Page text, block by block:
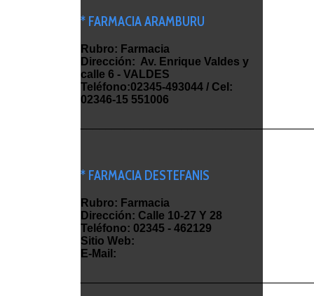
* FARMACIA ARAMBURU
Rubro: Farmacia
Dirección: Av. Enrique Valdes y
calle 6 - VALDES
Teléfono:02345-493044 / Cel:
02346-15 551006
* FARMACIA DESTEFANIS
Rubro: Farmacia
Dirección: Calle 10-27 Y 28
Teléfono: 02345 - 462129
Sitio Web:
E-Mail: